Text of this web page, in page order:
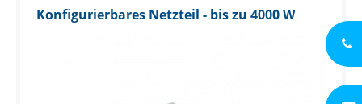
Konfigurierbares Netzteil - bis zu 4000 W